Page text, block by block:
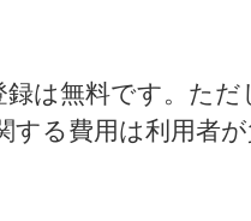
は無料です。ただ
する費用は利用者